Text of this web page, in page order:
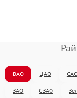
ВАО ЦАО САО
ЗАО СЗАО